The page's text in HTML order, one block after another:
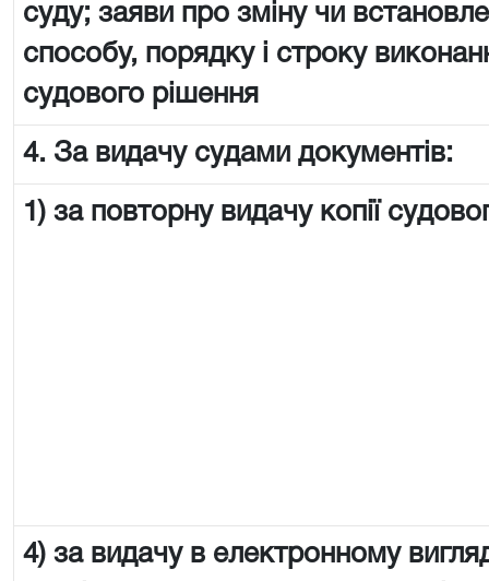
суду; заяви про зміну чи
способу, порядку і строку
судового рішення
4. За видачу судами документів:
1) за повторну видачу копії
4) за видачу в електронному